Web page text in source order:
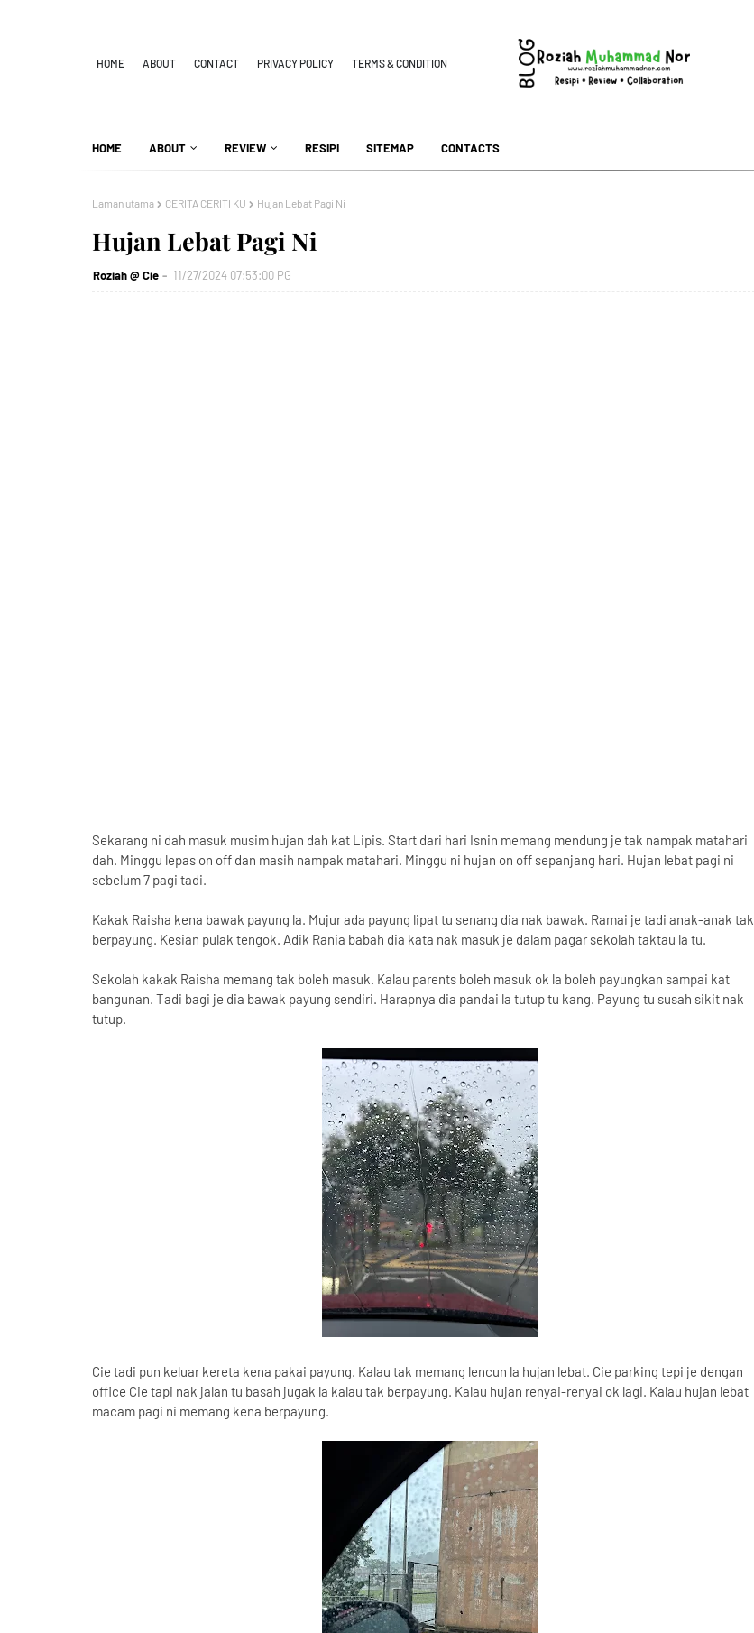
HOME ABOUT CONTACT PRIVACY POLICY TERMS & CONDITION
HOME ABOUT REVIEW RESIPI SITEMAP CONTACTS
Laman utama CERITA CERITI KU Hujan Lebat Pagi Ni
Hujan Lebat Pagi Ni
Roziah @ Cie 11/27/2024 07:53:00 PG
Sekarang ni dah masuk musim hujan dah kat Lipis. Start dari hari Isnin memang mendung je tak nampak matahari
dah. Minggu lepas on off dan masih nampak matahari. Minggu ni hujan on off sepanjang hari. Hujan lebat pagi ni
sebelum 7 pagi tadi.
Kakak Raisha kena bawak payung la. Mujur ada payung lipat tu senang dia nak bawak. Ramai je tadi anak-anak tak
berpayung. Kesian pulak tengok. Adik Rania babah dia kata nak masuk je dalam pagar sekolah taktau la tu.
Sekolah kakak Raisha memang tak boleh masuk. Kalau parents boleh masuk ok la boleh payungkan sampai kat
bangunan. Tadi bagi je dia bawak payung sendiri. Harapnya dia pandai la tutup tu kang. Payung tu susah sikit nak
tutup.
Cie tadi pun keluar kereta kena pakai payung. Kalau tak memang lencun la hujan lebat. Cie parking tepi je dengan
office Cie tapi nak jalan tu basah jugak la kalau tak berpayung. Kalau hujan renyai-renyai ok lagi. Kalau hujan lebat
macam pagi ni memang kena berpayung.